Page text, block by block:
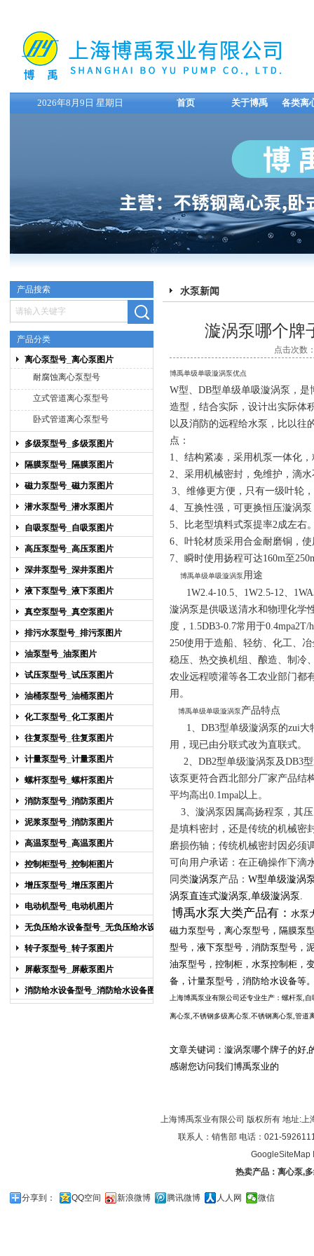
上海博禹泵业有限公司
2026年8月9日 星期日 首页 关于博禹 各类离
产品搜索
产品分类
离心泵型号_离心泵图片
耐腐蚀离心泵型号
立式管道离心泵型号
卧式管道离心泵型号
多级泵型号_多级泵图片
隔膜泵型号_隔膜泵图片
磁力泵型号_磁力泵图片
潜水泵型号_潜水泵图片
自吸泵型号_自吸泵图片
高压泵型号_高压泵图片
深井泵型号_深井泵图片
液下泵型号_液下泵图片
真空泵型号_真空泵图片
排污水泵型号_排污泵图片
油泵型号_油泵图片
试压泵型号_试压泵图片
油桶泵型号_油桶泵图片
化工泵型号_化工泵图片
往复泵型号_往复泵图片
计量泵型号_计量泵图片
螺杆泵型号_螺杆泵图片
消防泵型号_消防泵图片
泥浆泵型号_消防泵图片
高温泵型号_高温泵图片
控制柜型号_控制柜图片
增压泵型号_增压泵图片
电动机型号_电动机图片
无负压给水设备型号_无负压给水设备
图片
转子泵型号_转子泵图片
屏蔽泵型号_屏蔽泵图片
消防给水设备型号_消防给水设备图片
水泵新闻
漩涡泵哪个牌
点击次数
博禹单级单吸漩涡泵优点
W型、DB型单级单吸漩涡泵，
造型，结合实际，设计出实际体
以及消防的远程给水泵，比以往
点：
1、 结构紧凑，采用机泵一体化
2、 采用机械密封，免维护，滴
3、 维修更方便，只有一级叶轮
4、 互换性强，可更换恒压漩涡
5、
比老型填料式泵提率2成左右
6、 叶轮材质采用合金耐磨铜，
7、 瞬时使用扬程可达160m至
博禹单级单吸漩涡泵用途
1W2.4-10.5、1W2.5-12、
漩涡泵是供吸送清水和物理化学
度，1.5DB3-0.7常用于
250使用于造船、轻纺、化工、
稳压、热交换机组、酿造、制冷
农业远程喷灌等各工农业部门都
用。
博禹单级单吸漩涡泵产品特点
1、DB3型单级漩涡泵的zui大
用，现已由分联式改为直联式。
2、DB2型单级漩涡泵及DB3型
该泵更符合西北部分厂家产品结
平均高出0.1mpa以上。
3、漩涡泵因属高扬程泵，其
是填料密封，还是传统的机械密
磨损伤轴；传统机械密封因必须
可向用户承诺：在正确操作下滴
同类漩涡泵 产品： W型单级漩涡
涡泵直连式漩涡泵 ,单级漩涡泵 .
博禹水泵大类产品有： 水泵
磁力泵型号 ， 离心泵型号 ， 隔膜泵
型号 ， 液下泵型号 ， 消防泵型号 ，
油泵型号 ， 控制柜 ， 水泵控制柜 ，
备 ， 计量泵型号 ， 消防给水设备等
上海博禹泵业有限公司还专业生产： 螺杆泵 自
离心泵 不锈钢多级离心泵 不锈钢离心泵 管道
文章关键词： 漩涡泵哪个牌子的好,
感谢您访问我们博禹泵业的
上海博禹泵业有限公司 版权所有 地址:
联系人：销售部 电话：021-
GoogleSiteMap
热卖产品： 离心泵,
分享到： QQ空间 新浪微博 腾讯微博 人人网 微信